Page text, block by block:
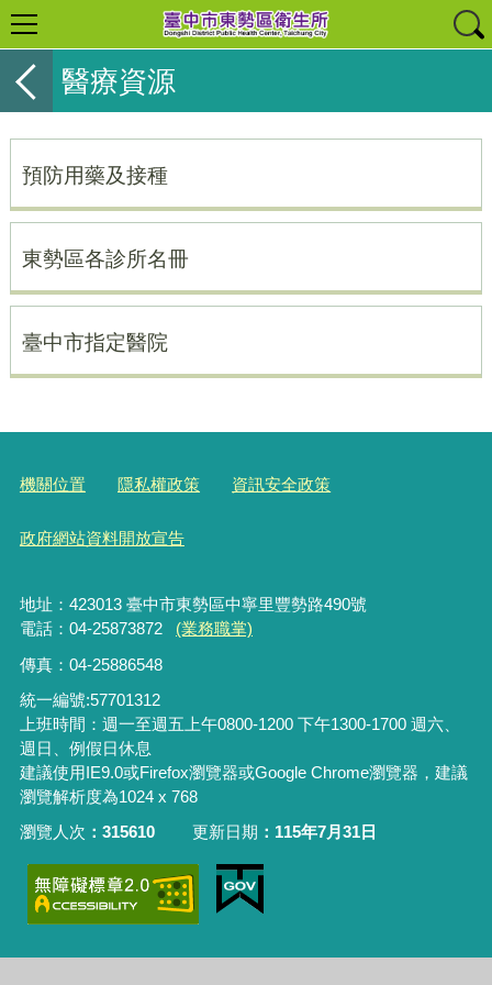
醫療資源
預防用藥及接種
東勢區各診所名冊
臺中市指定醫院
機關位置 隱私權政策 資訊安全政策
政府網站資料開放宣告
地址：423013 臺中市東勢區中寧里豐勢路490號
電話：04-25873872
(業務職掌)
傳真：04-25886548
統一編號:57701312
上班時間：週一至週五上午0800-1200 下午1300-1700 週六、
週日、例假日休息
建議使用IE9.0或Firefox瀏覽器或Google Chrome瀏覽器，建議
瀏覽解析度為1024 x 768
瀏覽人次
315610 更新日期 115年7月31日